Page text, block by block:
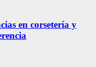
en corsetería y